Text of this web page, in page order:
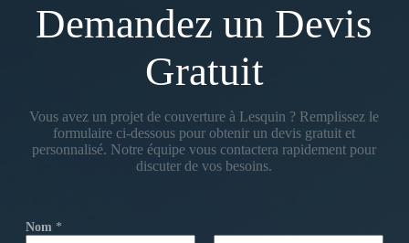
Demandez un Devis
Gratuit
Vous avez un projet de couverture à Lesquin ? Remplissez le
formulaire ci-dessous pour obtenir un devis gratuit et
personnalisé. Notre équipe vous contactera rapidement pour
discuter de vos besoins.
Nom *